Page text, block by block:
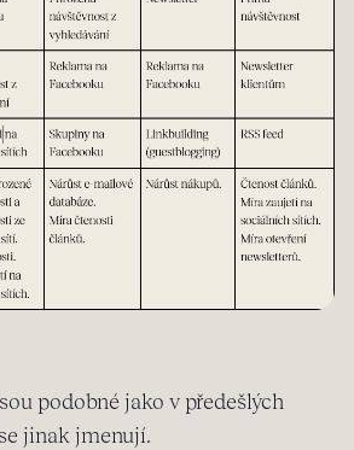
podobné jako v předešlých
jinak jmenují.